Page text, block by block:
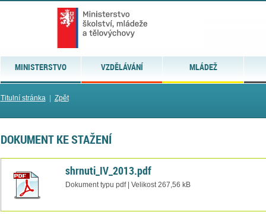
MINISTERSTVO VZDĚLÁVÁNÍ MLÁDEŽ
Titulní stránka| Zpět
DOKUMENT KE STAŽENÍ
shrnuti_IV_2013.pdf
Dokument typu pdf | Velikost 267,56 kB